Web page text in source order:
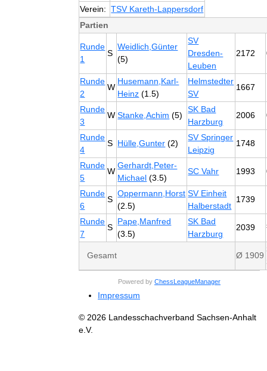
Verein: TSV Kareth-Lappersdorf
Partien
Runde
1
S
Weidlich,Günter
(5)
SV
Dresden-
Leuben
2172
Runde
2
W
Husemann,Karl-
Heinz (1.5)
Helmstedter
SV
1667
Runde
3
W Stanke,Achim (5)
SK Bad
Harzburg
2006
Runde
4
S Hülle,Gunter (2)
SV Springer
Leipzig
1748
Runde
5
W
Gerhardt,Peter-
Michael (3.5)
SC Vahr 1993
Runde
6
S
Oppermann,Horst
(2.5)
SV Einheit
Halberstadt
1739
Runde
7
S
Pape,Manfred
(3.5)
SK Bad
Harzburg
2039
Gesamt Ø 1909
Powered by ChessLeagueManager
Impressum
© 2026 Landesschachverband Sachsen-Anhalt
e.V.